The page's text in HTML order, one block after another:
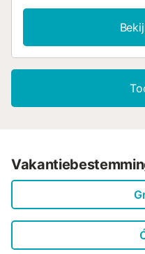
whirlpool wanneer u daar
breng heerlijke dagen
Winkels en restaurants
vakantiehuis. Granada is
de ideale plek voor een